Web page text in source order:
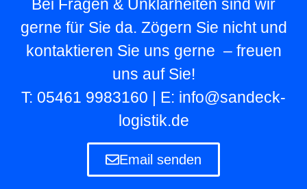
Bei Fragen & Unklarheiten sind wir
gerne für Sie da. Zögern Sie nicht und
kontaktieren Sie uns gerne – freuen
uns auf Sie!
T: 05461 9983160 | E: info@sandeck-
logistik.de
Email senden